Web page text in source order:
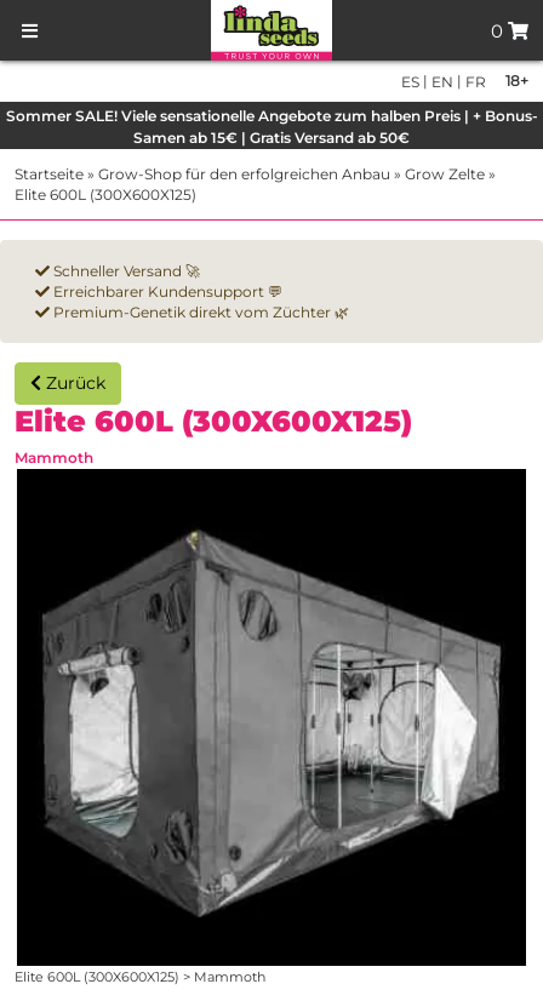
0
18+
ES | EN | FR
Sommer SALE! Viele sensationelle Angebote zum halben Preis | + Bonus-
Samen ab 15€ | Gratis Versand ab 50€
Startseite » Grow-Shop für den erfolgreichen Anbau » Grow Zelte »
Elite 600L (300X600X125)
Schneller Versand 🚀
Erreichbarer Kundensupport 💬
Premium-Genetik direkt vom Züchter 🌿
Zurück
Elite 600L (300X600X125)
Mammoth
Elite 600L (300X600X125) > Mammoth